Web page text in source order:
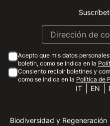
Acepto que mis datos
boletín, como se indica en la
Consiento recibir boletines y
como se indica en la Política de
IT EN
Biodiversidad y Regeneración